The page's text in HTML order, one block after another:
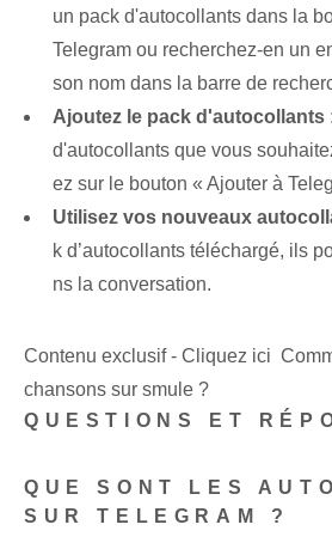
un pack d'autocollants dans la
Telegram ou recherchez-en un
son nom dans la barre de
Ajoutez le pack d'autocollants
d'autocollants que vous
ez sur le bouton « Ajouter à
Utilisez vos nouveaux
k d’autocollants téléchargé, ils
ns la conversation.
Contenu exclusif - Cliquez ici
chansons sur smule ?
QUESTIONS ET
QUE SONT LES
SUR TELEGRAM ?